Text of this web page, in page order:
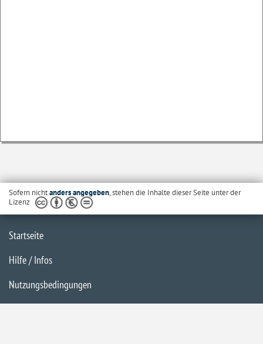
Sofern nichtanders angegeben, stehen die Inhalte dieser Seite unter der
Lizenz
Startseite
Hilfe / Infos
Nutzungsbedingungen